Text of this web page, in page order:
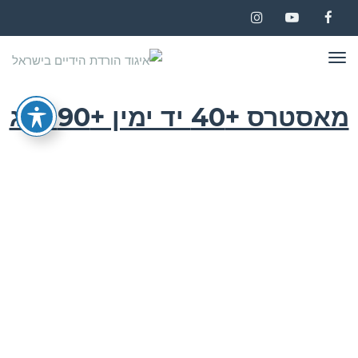
Facebook
YouTube
Instagram
תפריט
מאסטרס +40 יד ימין +90 ק"ג